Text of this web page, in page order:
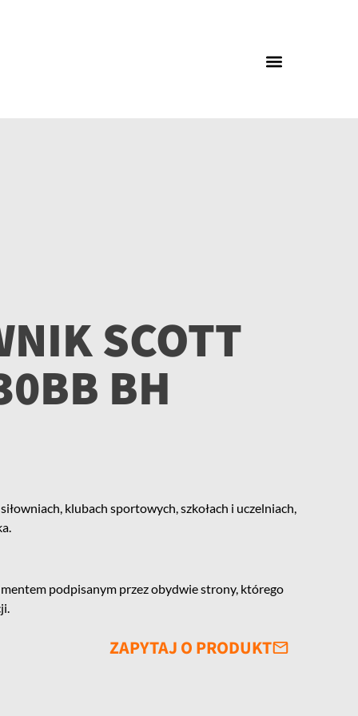
SCOTT
BH
klubach sportowych, szkołach i uczelniach,
podpisanym przez obydwie strony, którego
ZAPYTAJ O PRODUKT